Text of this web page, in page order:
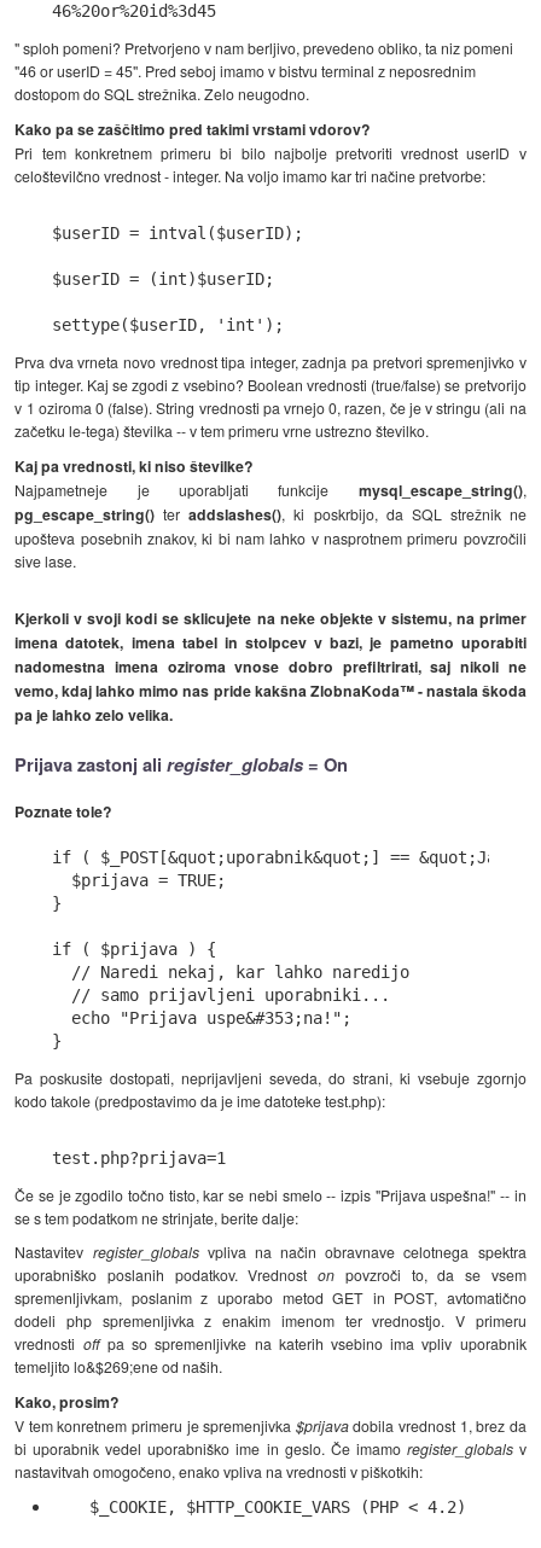
46%20or%20id%3d45
" sploh pomeni? Pretvorjeno v nam berljivo, prevedeno obliko, ta niz pomeni
"46 or userID = 45". Pred seboj imamo v bistvu terminal z neposrednim
dostopom do SQL strežnika. Zelo neugodno.
Kako pa se zaščitimo pred takimi vrstami vdorov?
Pri tem konkretnem primeru bi bilo najbolje pretvoriti vrednost userID v
celoštevilčno vrednost - integer. Na voljo imamo kar tri načine pretvorbe:
$userID = intval($userID);
$userID = (int)$userID;
Prva dva vrneta novo vrednost tipa integer, zadnja pa pretvori spremenjivko v
tip integer. Kaj se zgodi z vsebino? Boolean vrednosti (true/false) se pretvorijo
v 1 oziroma 0 (false). String vrednosti pa vrnejo 0, razen, če je v stringu (ali na
začetku le-tega) številka -- v tem primeru vrne ustrezno številko.
Kaj pa vrednosti, ki niso številke?
Najpametneje je uporabljati funkcije mysql_escape_string(),
pg_escape_string() teraddslashes(), ki poskrbijo, da SQL strežnik ne
upošteva posebnih znakov, ki bi nam lahko v nasprotnem primeru povzročili
sive lase.
Kjerkoli v svoji kodi se sklicujete na neke objekte v sistemu, na primer
imena datotek, imena tabel in stolpcev v bazi, je pametno uporabiti
nadomestna imena oziroma vnose dobro prefiltrirati, saj nikoli ne
vemo, kdaj lahko mimo nas pride kakšna ZlobnaKoda™ - nastala škoda
pa je lahko zelo velika.
Prijava zastonj aliregister_globals =On
Poznate tole?
if ( $_POST[&quot;uporabnik&quot;] ==
  $prijava = TRUE;
}
if ( $prijava ) {
  // Naredi nekaj, kar lahko naredijo
  // samo prijavljeni uporabniki...
  echo "Prijava uspe&#353;na!";
Pa poskusite dostopati, neprijavljeni seveda, do strani, ki vsebuje zgornjo
kodo takole (predpostavimo da je ime datoteke test.php):
Če se je zgodilo točno tisto, kar se nebi smelo -- izpis "Prijava uspešna!" -- in
se s tem podatkom ne strinjate, berite dalje:
Nastavitev register_globalsvpliva na način obravnave celotnega spektra
uporabniško poslanih podatkov. Vrednoston povzroči to, da se vsem
spremenljivkam, poslanim z uporabo metod GET in POST, avtomatično
dodeli php spremenljivka z enakim imenom ter vrednostjo. V primeru
vrednosti offpa so spremenljivke na katerih vsebino ima vpliv uporabnik
temeljito lo&$269;ene od naših.
Kako, prosim?
V tem konretnem primeru je spremenjivka $prijavadobila vrednost 1, brez da
bi uporabnik vedel uporabniško ime in geslo. Če imamo register_globalsv
nastavitvah omogočeno, enako vpliva na vrednosti v piškotkih:
$_COOKIE, $HTTP_COOKIE_VARS (PHP < 4.2)